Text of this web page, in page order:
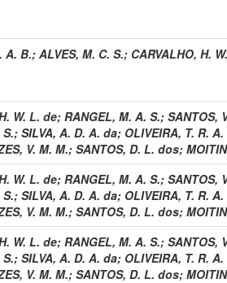
A. B.; ALVES, M. C. S.; CARVALHO, H.
W. L. de; RANGEL, M. A. S.; SANTOS,
; SILVA, A. D. A. da; OLIVEIRA, T. R.
V. M. M.; SANTOS, D. L. dos;
W. L. de; RANGEL, M. A. S.; SANTOS,
; SILVA, A. D. A. da; OLIVEIRA, T. R.
V. M. M.; SANTOS, D. L. dos;
W. L. de; RANGEL, M. A. S.; SANTOS,
; SILVA, A. D. A. da; OLIVEIRA, T. R.
V. M. M.; SANTOS, D. L. dos;